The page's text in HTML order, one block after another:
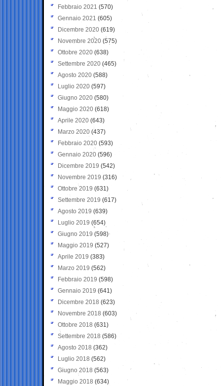
Febbraio 2021 (570)
Gennaio 2021 (605)
Dicembre 2020 (619)
Novembre 2020 (575)
Ottobre 2020 (638)
Settembre 2020(465)
Agosto 2020 (588)
Luglio 2020 (597)
Giugno 2020 (580)
Maggio 2020 (618)
Aprile 2020 (643)
Marzo 2020 (437)
Febbraio 2020 (593)
Gennaio 2020 (596)
Dicembre 2019 (542)
Novembre 2019 (316)
Ottobre 2019 (631)
Settembre 2019 (617)
Agosto 2019 (639)
Luglio 2019 (654)
Giugno 2019 (598)
Maggio 2019 (527)
Aprile 2019 (383)
Marzo 2019 (562)
Febbraio 2019 (598)
Gennaio 2019 (641)
Dicembre 2018 (623)
Novembre 2018 (603)
Ottobre 2018 (631)
Settembre 2018 (586)
Agosto 2018 (362)
Luglio 2018 (562)
Giugno 2018 (563)
Maggio 2018 (634)